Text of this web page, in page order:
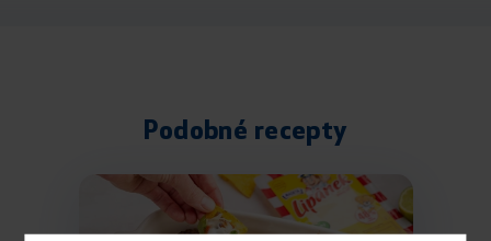
Podobné recepty